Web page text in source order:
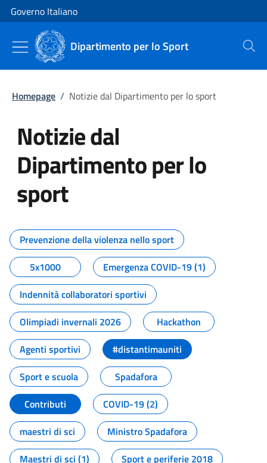
Vai al contenuto
Vai alla navigazione del sito
Governo Italiano
Dipartimento per lo Sport Cerca
Homepage / Notizie dal Dipartimento per lo sport
Notizie dal
Dipartimento per lo
sport
Tutti i contenuti della pagina
Prevenzione della violenza nello sport
5x1000
Emergenza COVID-19 (1)
Indennità collaboratori sportivi
Olimpiadi invernali 2026
Hackathon
Agenti sportivi
#distantimauniti
Sport e scuola
Spadafora
Contributi
COVID-19 (2)
maestri di sci
Ministro Spadafora
Maestri di sci (1)
Sport e periferie 2018